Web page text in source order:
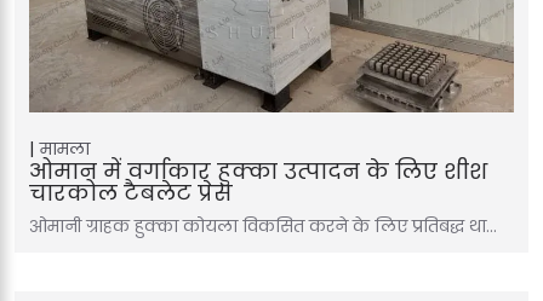
मामला
ओमान में वर्गाकार हुक्का उत्पादन के लिए शीश
चारकोल टैबलेट प्रेस
ओमानी ग्राहक हुक्का कोयला विकसित करने के लिए प्रतिबद्ध था…